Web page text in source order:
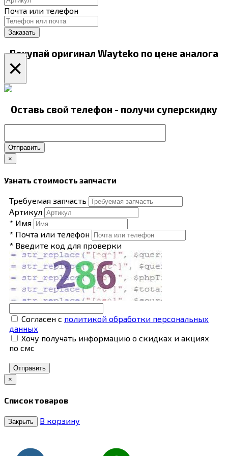
Почта или телефон
Покупай оригинал Wayteko по цене аналога
×
Оставь свой телефон - получи суперскидку
Отправить
×
Узнать стоимость запчасти
Требуемая запчасть
Артикул
* Имя
* Почта или телефон
* Введите код для проверки
Согласен с политикой обработки персональных
данных
Хочу получать информацию о скидках и акциях
по смс
Отправить
×
Список товаров
Закрыть В корзину